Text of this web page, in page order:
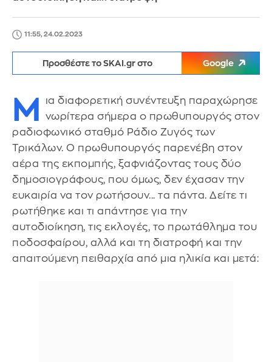
11:55, 24.02.2023
Προσθέστε το SKAI.gr στο Google
Μ
ια διαφορετική συνέντευξη παραχώρησε
νωρίτερα σήμερα ο πρωθυπουργός στον
ραδιοφωνικό σταθμό Ράδιο Ζυγός των
Τρικάλων. Ο πρωθυπουργός παρενέβη στον
αέρα της εκπομπής, ξαφνιάζοντας τους δύο
δημοσιογράφους, που όμως, δεν έχασαν την
ευκαιρία να τον ρωτήσουν... τα πάντα. Δείτε τι
ρωτήθηκε και τι απάντησε για την
αυτοδιοίκηση, τις εκλογές, το πρωτάθλημα του
ποδοσφαίρου, αλλά και τη διατροφή και την
απαιτούμενη πειθαρχία από μια ηλικία και μετά: